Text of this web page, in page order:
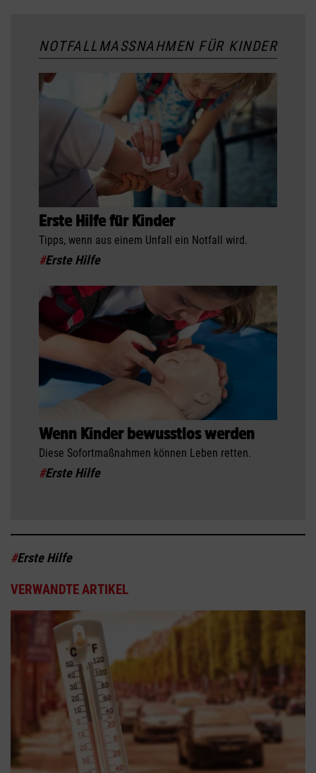
NOTFALLMASSNAHMEN FÜR KINDER
Erste Hilfe für Kinder
Tipps, wenn aus einem Unfall ein Notfall wird.
#Erste Hilfe
Wenn Kinder bewusstlos werden
Diese Sofortmaßnahmen können Leben retten.
#Erste Hilfe
#Erste Hilfe
VERWANDTE ARTIKEL